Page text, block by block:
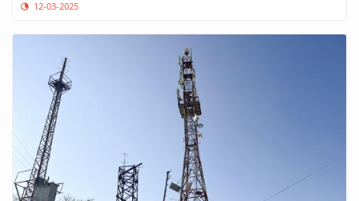
12-03-2025